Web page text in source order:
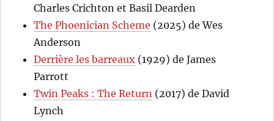
Charles Crichton et Basil Dearden
The Phoenician Scheme (2025) de Wes
Anderson
Derrière les barreaux (1929) de James
Parrott
Twin Peaks : The Return (2017) de David
Lynch